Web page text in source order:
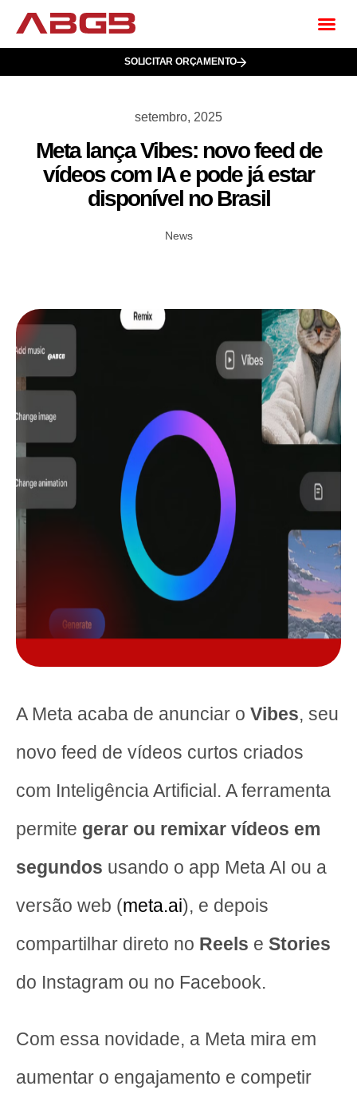
SOLICITAR ORÇAMENTO
setembro, 2025
Meta lança Vibes: novo feed de
vídeos com IA e pode já estar
disponível no Brasil
News
A Meta acaba de anunciar o Vibes, seu
novo feed de vídeos curtos criados
com Inteligência Artificial. A ferramenta
permite gerar ou remixar vídeos em
segundos usando o app Meta AI ou a
versão web (meta.ai), e depois
compartilhar direto no Reels e Stories
do Instagram ou no Facebook.
Com essa novidade, a Meta mira em
aumentar o engajamento e competir